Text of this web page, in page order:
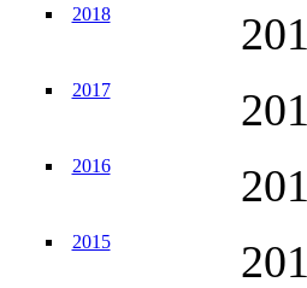
2018
2017
2016
2015